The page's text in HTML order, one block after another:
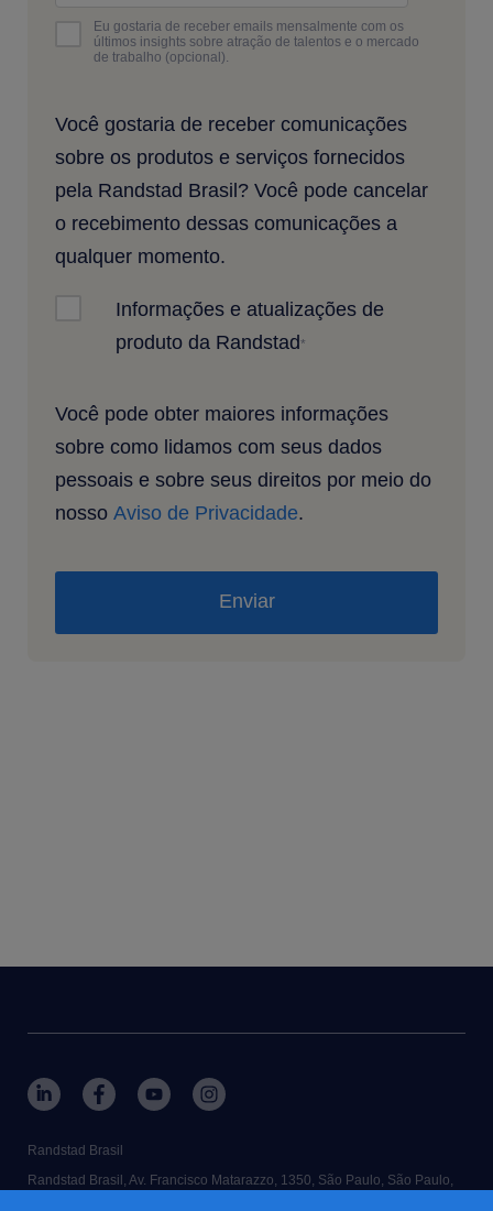
Eu gostaria de receber emails mensalmente com os
últimos insights sobre atração de talentos e o mercado
de trabalho (opcional).
Você gostaria de receber comunicações
sobre os produtos e serviços fornecidos
pela Randstad Brasil? Você pode cancelar
o recebimento dessas comunicações a
qualquer momento.
Informações e atualizações de
produto da Randstad*
Você pode obter maiores informações
sobre como lidamos com seus dados
pessoais e sobre seus direitos por meio do
nosso Aviso de Privacidade.
Randstad Brasil
Randstad Brasil, Av. Francisco Matarazzo, 1350, São Paulo, São Paulo,